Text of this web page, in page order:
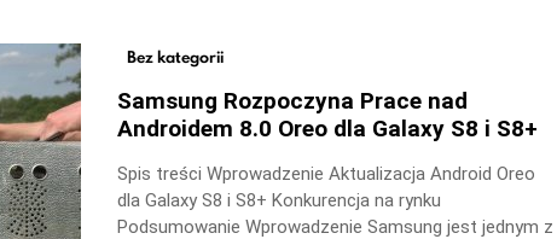
Bez kategorii
Samsung Rozpoczyna Prace nad
Androidem 8.0 Oreo dla Galaxy S8 i S8+
Spis treści Wprowadzenie Aktualizacja Android Oreo
dla Galaxy S8 i S8+ Konkurencja na rynku
Podsumowanie Wprowadzenie Samsung jest jednym z